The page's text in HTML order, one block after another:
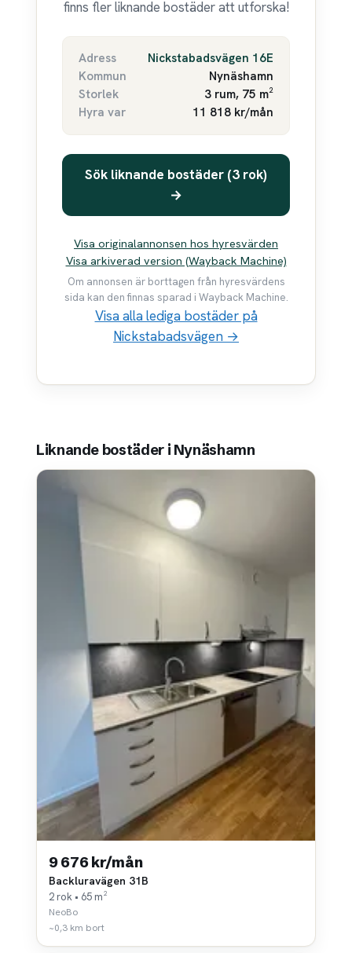
finns fler liknande bostäder att utforska!
Adress
Nickstabadsvägen 16E
Kommun
Nynäshamn
Storlek
3 rum, 75 m²
Hyra var
11 818 kr/mån
Sök liknande bostäder (3 rok)
→
Visa originalannonsen hos hyresvärden
Visa arkiverad version (Wayback Machine)
Om annonsen är borttagen från hyresvärdens
sida kan den finnas sparad i Wayback Machine.
Visa alla lediga bostäder på
Nickstabadsvägen →
Liknande bostäder i Nynäshamn
9 676 kr/mån
Backluravägen 31B
2 rok • 65 m²
NeoBo
~0,3 km bort